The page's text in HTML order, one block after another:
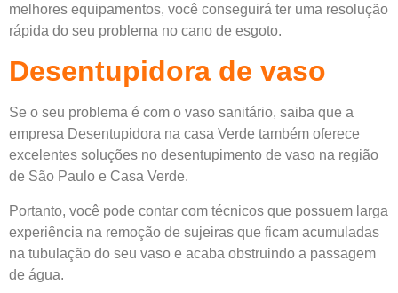
melhores equipamentos, você conseguirá ter uma resolução
rápida do seu problema no cano de esgoto.
Desentupidora de vaso
Se o seu problema é com o vaso sanitário, saiba que a
empresa Desentupidora na casa Verde também oferece
excelentes soluções no desentupimento de vaso na região
de São Paulo e Casa Verde.
Portanto, você pode contar com técnicos que possuem larga
experiência na remoção de sujeiras que ficam acumuladas
na tubulação do seu vaso e acaba obstruindo a passagem
de água.